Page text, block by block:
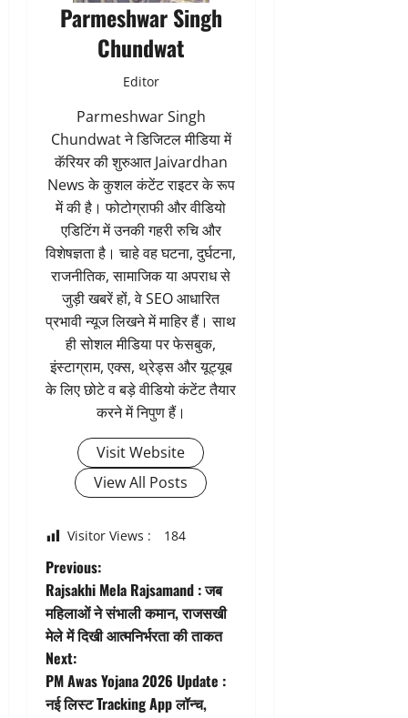
Parmeshwar Singh
Chundwat
Editor
Parmeshwar Singh
Chundwat ने डिजिटल मीडिया में
कॅरियर की शुरुआत Jaivardhan
News के कुशल कंटेंट राइटर के रूप
में की है। फोटोग्राफी और वीडियो
एडिटिंग में उनकी गहरी रुचि और
विशेषज्ञता है। चाहे वह घटना, दुर्घटना,
राजनीतिक, सामाजिक या अपराध से
जुड़ी खबरें हों, वे SEO आधारित
प्रभावी न्यूज लिखने में माहिर हैं। साथ
ही सोशल मीडिया पर फेसबुक,
इंस्टाग्राम, एक्स, थ्रेड्स और यूट्यूब
के लिए छोटे व बड़े वीडियो कंटेंट तैयार
करने में निपुण हैं।
Visit Website
View All Posts
Visitor Views : 184
P
o
s
t
Previous:
Rajsakhi Mela Rajsamand : जब
महिलाओं ने संभाली कमान, राजसखी
मेले में दिखी आत्मनिर्भरता की ताकत
Next:
PM Awas Yojana 2026 Update :
नई लिस्ट Tracking App लॉन्च,